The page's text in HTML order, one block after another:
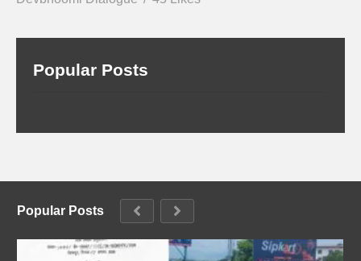
Popular Posts
Popular Posts